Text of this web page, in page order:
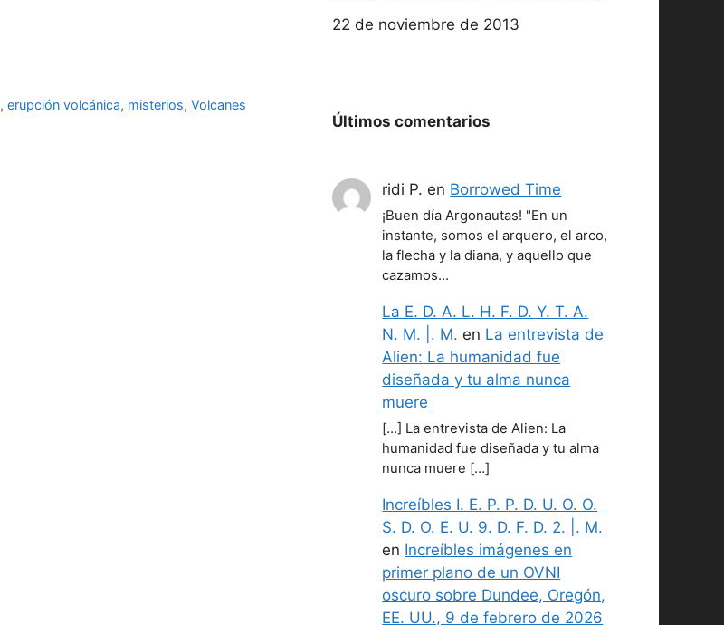
,erupción volcánica, misterios,Volcanes
Fecha
22 de noviembre de 2013
Últimos comentarios
ridi P. en Borrowed Time
¡Buen día Argonautas! "En un
instante, somos el arquero, el arco,
la flecha y la diana, y aquello que
cazamos…
La E. D. A. L. H. F. D. Y. T. A.
N. M. |. M. en La entrevista de
Alien: La humanidad fue
diseñada y tu alma nunca
muere
[…] La entrevista de Alien: La
humanidad fue diseñada y tu alma
nunca muere […]
Increíbles I. E. P. P. D. U. O. O.
S. D. O. E. U. 9. D. F. D. 2. |. M.
en Increíbles imágenes en
primer plano de un OVNI
oscuro sobre Dundee, Oregón,
EE. UU., 9 de febrero de 2026